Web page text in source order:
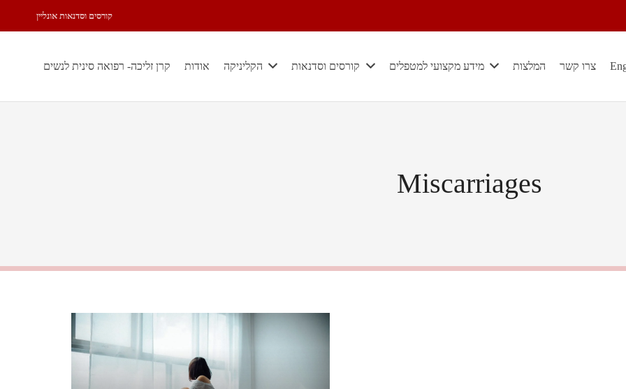
קורסים וסדנאות אונליין
קרן זליכה- רפואה סינית לנשים אודות הקליניקה קורסים וסדנאות מידע מקצועי למטפלים המלצות צרו קשר
Miscarriages